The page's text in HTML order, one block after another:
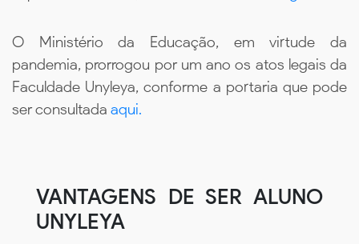
O Ministério da Educação, em virtude da
pandemia, prorrogou por um ano os atos legais da
Faculdade Unyleya, conforme a portaria que pode
ser consultada aqui.
VANTAGENS DE SER ALUNO
UNYLEYA